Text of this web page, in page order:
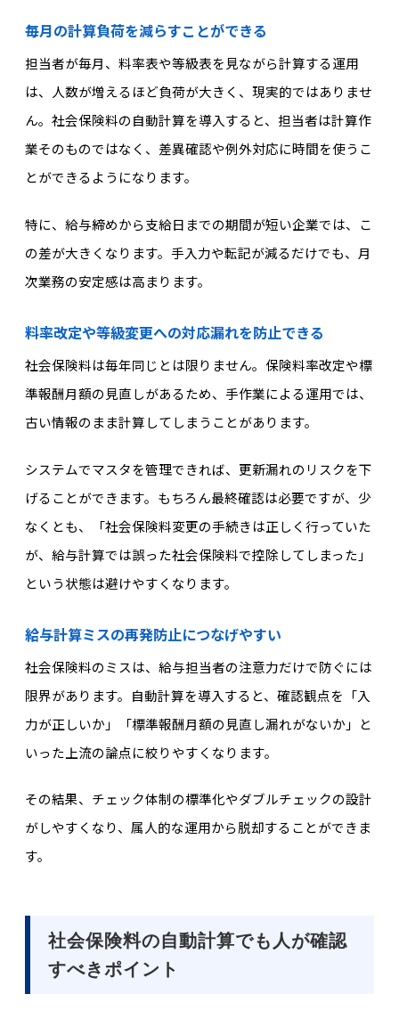
毎月の計算負荷を減らすことができる
担当者が毎月、料率表や等級表を見ながら計算する運用
は、人数が増えるほど負荷が大きく 、現実的ではありませ
ん。 社会保険料の自動計算を導入すると、担当者は計算作
業そのものではなく、差異確認や例外対応に時間を使うこ
とができるようになります。
特に、給与締めから支給日までの期間が短い企業では、こ
の差が大きくなります。手入力や転記が減るだけでも、月
次業務の安定感は高まります。
料率改定や等級変更への対応漏れを防止できる
社会保険料は毎年同じとは限りません。保険料率改定や標
準報酬月額の見直しがあるため、手作業による運用では、
古い情報のまま計算してしまうことがあります。
システムでマスタを管理できれば、更新漏れのリスクを下
げることができます。もちろん最終確認は必要ですが、少
なくとも、「社会保険料変更の手続きは正しく行っていた
が、給与計算では誤った社会保険料で控除してしまった」
という状態は避けやすくなります。
給与計算ミスの再発防止につなげやすい
社会保険料のミスは、給与担当者の注意力だけで防ぐには
限界があります。自動計算を導入すると、確認観点を「入
力が正しいか」「標準報酬月額の見直し漏れがないか」と
いった上流の論点に絞りやすくなります。
その結果、チェック体制の標準化やダブルチェックの設計
がしやすくなり、属人的な運用から脱却することができま
す。
社会保険料の自動計算でも人が確認
すべきポイント